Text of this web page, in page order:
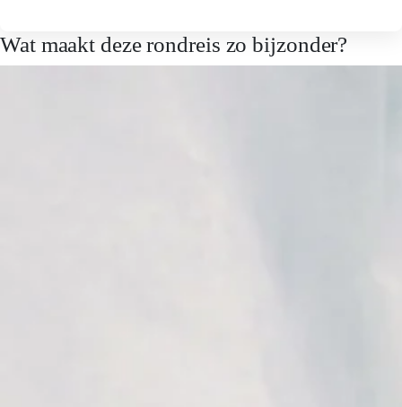
Wat maakt deze rondreis zo bijzonder?